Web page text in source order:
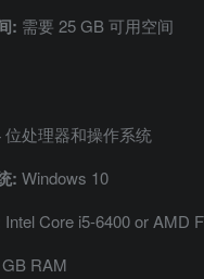
: 需要 25 GB 可用空间
位处理器和操作系统
: Windows 10
Intel Core i5-6400 or AMD
RAM